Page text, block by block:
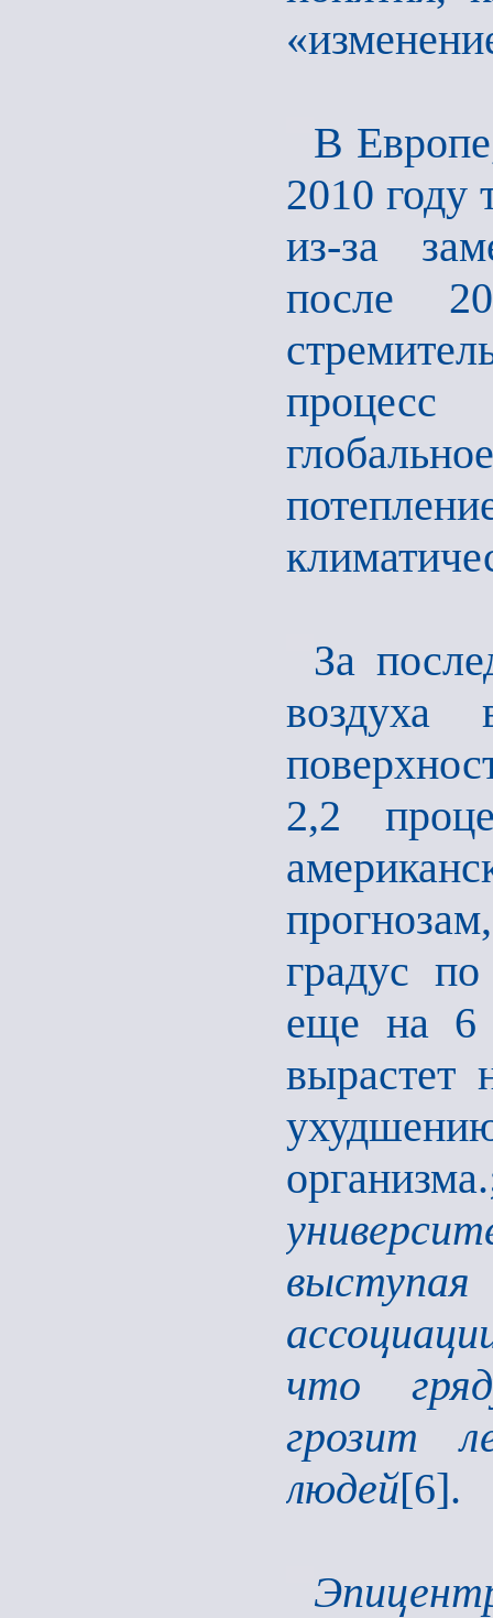
В
2010 году
из-за
после
процесс
За
2,2
градус
еще на 6
вырастет
организма.
что
грозит
людей[6].